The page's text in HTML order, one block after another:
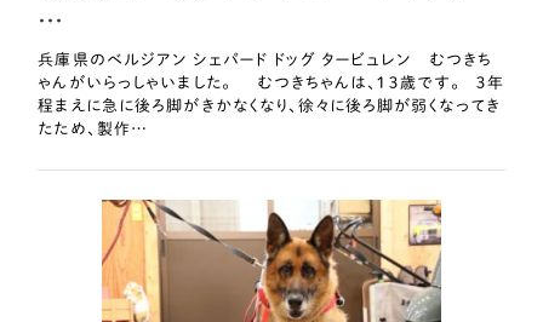
…
兵庫県のベルジアン シェパード ドッグ タービュレン むつきち
ゃんがいらっしゃいました。 むつきちゃんは、１３歳です。 ３年
程まえに急に後ろ脚がきかなくなり、徐々に後ろ脚が弱くなってき
たため、製作…